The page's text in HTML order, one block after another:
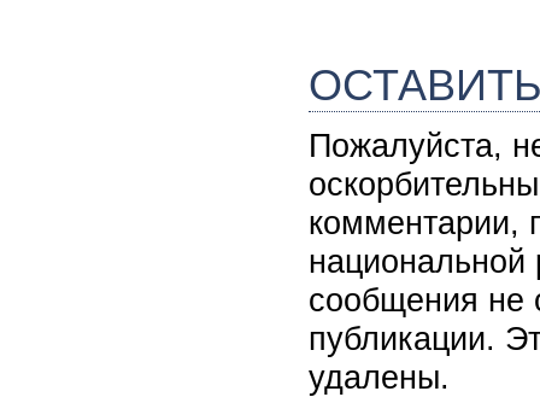
Пожалуйста,
комментарии,
национальной
сообщения не
публикации.
удалены.